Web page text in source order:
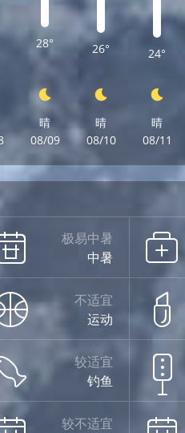
28°
晴
08/09
26°
晴
08/10
24°
晴
08/11
极易中暑
中暑
不适宜
运动
较适宜
钓鱼
较不适宜